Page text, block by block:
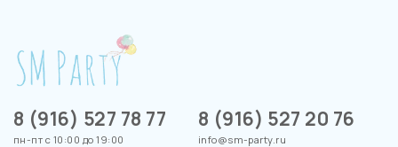
8 (916) 527 78 77
пн-пт с 10:00 до 19:00
8 (916) 527 20 76
info@sm-party.ru